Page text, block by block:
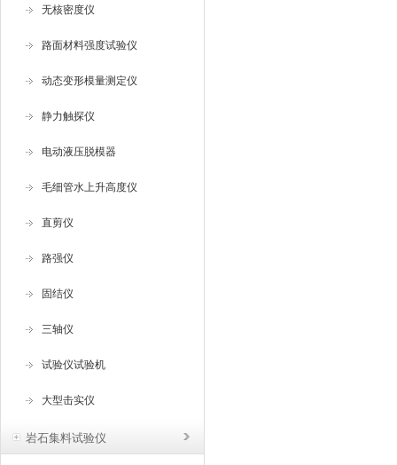
无核密度仪
路面材料强度试验仪
动态变形模量测定仪
静力触探仪
电动液压脱模器
毛细管水上升高度仪
直剪仪
路强仪
固结仪
三轴仪
试验仪试验机
大型击实仪
岩石集料试验仪